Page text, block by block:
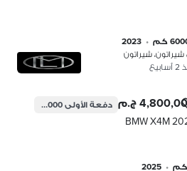
كم •
2023
شيراتون، شيراتون
ج.م دفعة الأولى960,000 ج.م
BMW X4M
•
2025